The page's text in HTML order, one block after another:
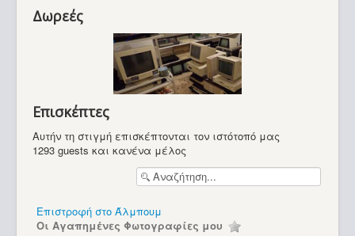
Υπολογιστές
Δωρεές
Επισκέπτες
Αυτήν τη στιγμή επισκέπτονται τον ιστότοπό μας
1293 guests και κανένα μέλος
Επιστροφή στο Άλμπουμ
Οι Αγαπημένες Φωτογραφίες μου